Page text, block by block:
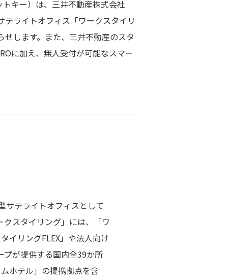
キー）は、三井不動産株式会社
ライトオフィス「ワークスタイリ
します。また、三井不動産のスタ
に加え、無人受付が可能なスマー
サテライトオフィスとして
スタイリング」には、「ワ
イリングFLEX」や法人向け
プが提供する国内全39か所
ホテル」の提携拠点を含